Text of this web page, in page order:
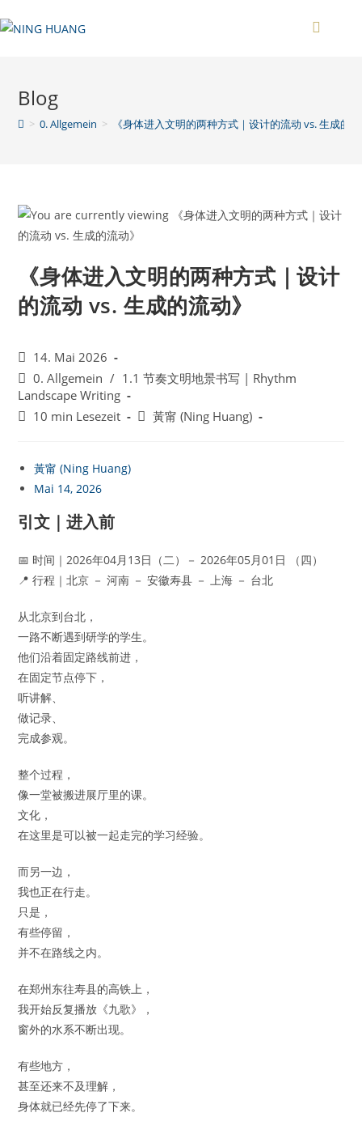
Inhalt
Blog
> 0. Allgemein > 《身体进入文明的两种方式｜设计的流动 vs. 生成的
《身体进入文明的两种方式｜设计
的流动 vs. 生成的流动》
Beitrag
veröffentlicht:
14. Mai 2026
Beitrags-
Kategorie:
0. Allgemein / 1.1 节奏文明地景书写 | Rhythm
Landscape Writing
Lesedauer:
10 min Lesezeit
Beitrags-
黃甯 (Ning Huang)
黃甯 (Ning Huang)
Mai 14, 2026
引文｜进入前
📅 时间｜2026年04月13日（二）－ 2026年05月01日 （四）
📍 行程｜北京 － 河南 － 安徽寿县 － 上海 － 台北
从北京到台北，
一路不断遇到研学的学生。
他们沿着固定路线前进，
在固定节点停下，
听讲解、
做记录、
完成参观。
整个过程，
像一堂被搬进展厅里的课。
文化，
在这里是可以被一起走完的学习经验。
而另一边，
我也正在行走。
只是，
有些停留，
并不在路线之内。
在郑州东往寿县的高铁上，
我开始反复播放《九歌》，
窗外的水系不断出现。
有些地方，
甚至还来不及理解，
身体就已经先停了下来。